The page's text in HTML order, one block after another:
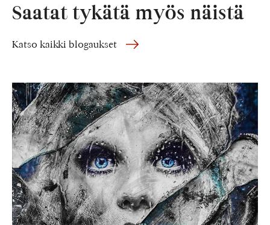
Saatat tykätä myös näistä
Katso kaikki blogaukset
TORN
–
Vanha
suosikkikuvani
loi
nahkansa
uudelleen